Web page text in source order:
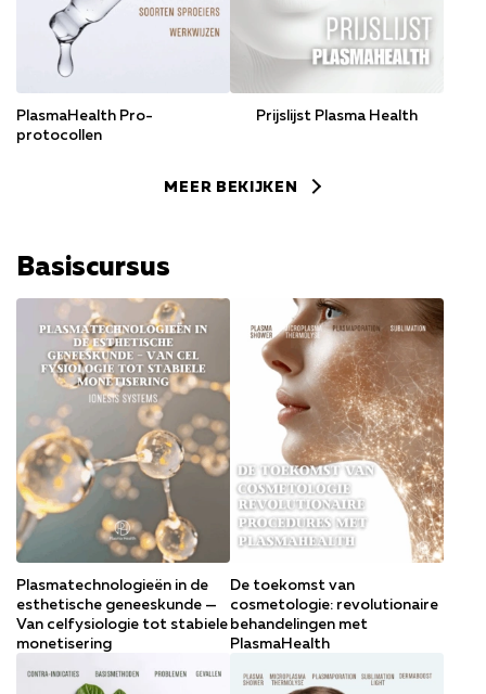
PlasmaHealth Pro-
protocollen
Рrijslijst Plasma Health
MEER BEKIJKEN
Basiscursus
Plasmatechnologieën in de
esthetische geneeskunde —
Van celfysiologie tot stabiele
monetisering
De toekomst van
cosmetologie: revolutionaire
behandelingen met
PlasmaHealth